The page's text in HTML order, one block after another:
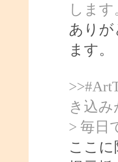
します
ありが
ます。
き込
> 毎日
ここ